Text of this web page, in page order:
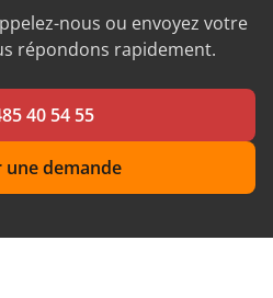
nous ou envoyez votre
répondons rapidement.
40 54 55
une demande